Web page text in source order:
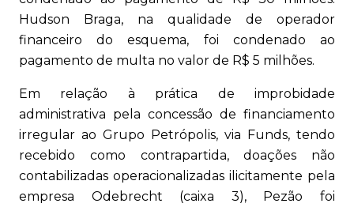
Hudson Braga, na qualidade de operador
financeiro do esquema, foi condenado ao
pagamento de multa no valor de R$ 5 milhões.
Em relação à prática de improbidade
administrativa pela concessão de financiamento
irregular ao Grupo Petrópolis, via Funds, tendo
recebido como contrapartida, doações não
contabilizadas operacionalizadas ilicitamente pela
empresa Odebrecht (caixa 3), Pezão foi